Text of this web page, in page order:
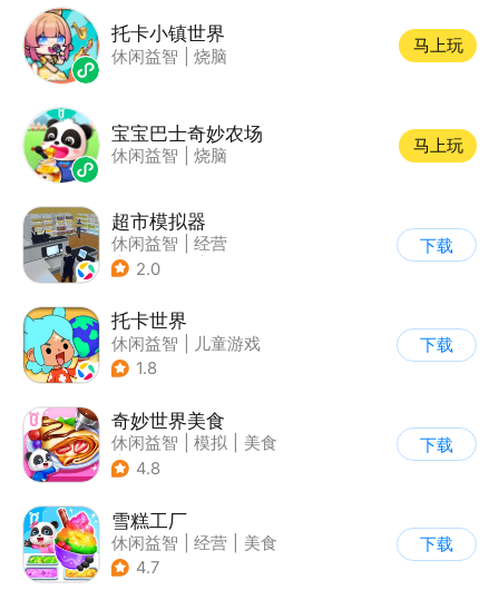
托卡小镇世界
休闲益智 烧脑
马上玩
宝宝巴士奇妙农场
休闲益智 烧脑
马上玩
超市模拟器
休闲益智
经营
| 文字游戏
2.0
下载
托卡世界
休闲益智
儿童游戏
1.8
下载
奇妙世界美食
休闲益智 模拟
美食
| 宝宝巴士
4.8
下载
雪糕工厂
休闲益智 经营
美食
| 宝宝巴士
4.7
下载